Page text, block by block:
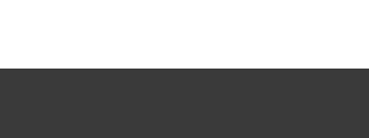
辽宁省营口市站前区市府路与